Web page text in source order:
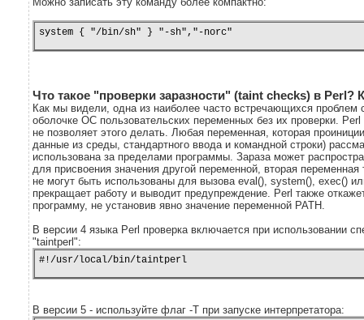
system { "/bin/sh" } "-sh","-norc"
Что такое "проверки заразности" (taint checks) в Perl?
Как мы видели, одна из наиболее часто встречающихся проблем
оболочке ОС пользовательских переменных без их проверки.
не позволяет этого делать. Любая переменная, которая
данные из среды, стандартного ввода и командной строки)
использована за пределами программы. Зараза может
для присвоения значения другой переменной, вторая
не могут быть использованы для вызова eval(), system(), exec()
прекращает работу и выводит предупреждение. Perl также
программу, не установив явно значение переменной PATH.
В версии 4 языка Perl проверка включается при использовании
"taintperl":
#!/usr/local/bin/taintperl
В версии 5 - используйте флаг -T при запуске интерпретатора: